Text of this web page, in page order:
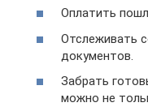
Оплатить
Отслеживать
документов.
Забрать
можно не